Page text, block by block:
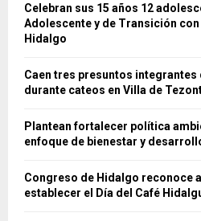
Celebran sus 15 años 12
Adolescente y de Transición
Hidalgo
Caen tres presuntos
durante cateos en Villa de
Plantean fortalecer política
enfoque de bienestar y
Congreso de Hidalgo reconoce
establecer el Día del Café